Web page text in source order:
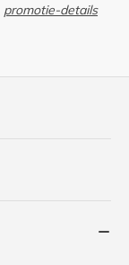
promotie-details